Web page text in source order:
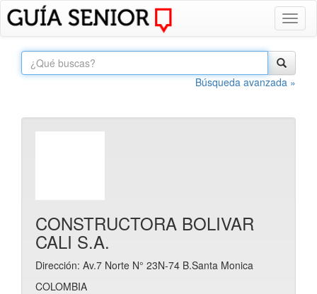
Búsqueda avanzada »
CONSTRUCTORA BOLIVAR
CALI S.A.
Dirección: Av.7 Norte N° 23N-74 B.Santa Monica
COLOMBIA